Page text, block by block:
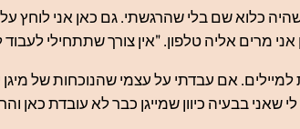
כלוא שם בלי שהרגשתי. גם כאן אני לוחץ
אני מרים אליה טלפון. "אין צורך שתתחילי
אם עבדתי על עצמי שהנוכחות של
בבעיה כיוון שמייגן כבר לא עובדת כאן